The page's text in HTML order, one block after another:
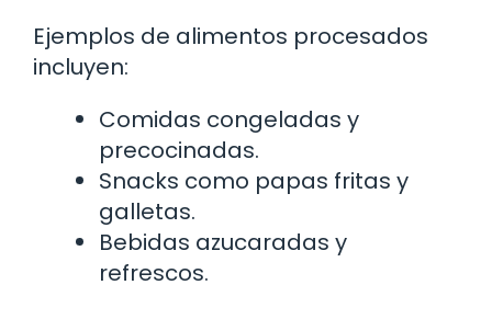
Ejemplos de alimentos procesados
incluyen:
Comidas congeladas y
precocinadas.
Snacks como papas fritas y
galletas.
Bebidas azucaradas y
refrescos.